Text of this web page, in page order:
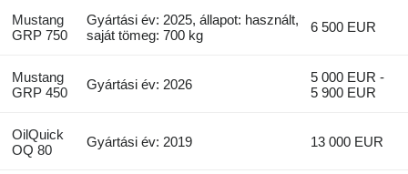
Mustang
GRP 750
Gyártási év: 2025, állapot: használt,
saját tömeg: 700 kg
6 500 EUR
Mustang
GRP 450
Gyártási év: 2026
5 000 EUR -
5 900 EUR
OilQuick
OQ 80
Gyártási év: 2019 13 000 EUR